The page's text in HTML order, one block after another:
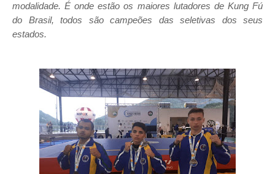
modalidade. É onde estão os maiores lutadores de Kung Fú
do Brasil, todos são campeões das seletivas dos seus
estados.